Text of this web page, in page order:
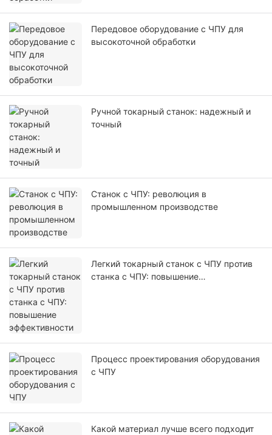
Передовое оборудование с ЧПУ для
высокоточной обработки
Ручной токарный станок: надежный и
точный
Станок с ЧПУ: революция в
промышленном производстве
Легкий токарный станок с ЧПУ против
станка с ЧПУ: повышение
Процесс проектирования оборудования
с ЧПУ
Какой материал лучше всего подходит